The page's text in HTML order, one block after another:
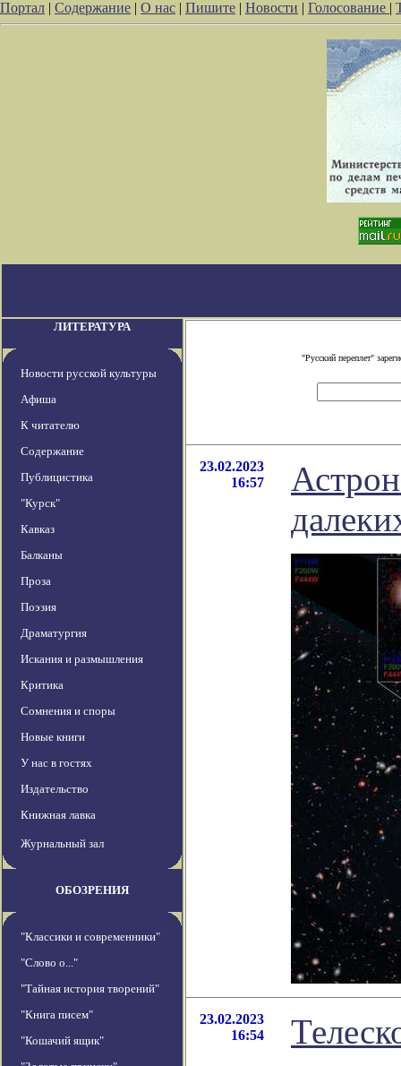
Портал | Содержание | О нас | Пишите | Новости | Голосование |
ЛИТЕРАТУРА
Новости русской культуры
Афиша
К читателю
Содержание
Публицистика
"Курск"
Кавказ
Балканы
Проза
Поэзия
Драматургия
Искания и размышления
Критика
Сомнения и споры
Новые книги
У нас в гостях
Издательство
Книжная лавка
Журнальный зал
ОБОЗРЕНИЯ
"Классики и современники"
"Слово о..."
"Тайная история творений"
"Книга писем"
"Кошачий ящик"
"Русский переплет"
23.02.2023
16:57
23.02.2023
16:54